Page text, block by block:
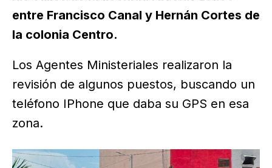
entre Francisco Canal y Hernán Cortes de
la colonia Centro.
Los Agentes Ministeriales realizaron la
revisión de algunos puestos, buscando un
teléfono IPhone que daba su GPS en esa
zona.